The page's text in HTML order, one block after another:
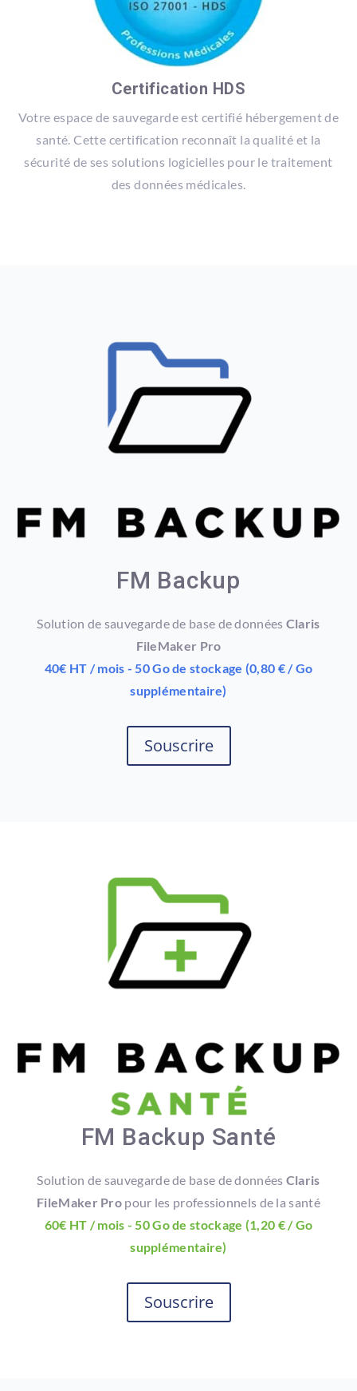
Certification HDS
Votre espace de sauvegarde est certifié hébergement de
santé. Cette certification reconnaît la qualité et la
sécurité de ses solutions logicielles pour le traitement
des données médicales.
FM Backup
Solution de sauvegarde de base de données Claris
FileMaker Pro
40€ HT / mois - 50 Go de stockage (0,80 € / Go
supplémentaire)
Souscrire
FM Backup Santé
Solution de sauvegarde de base de données Claris
FileMaker Pro pour les professionnels de la santé
60€ HT / mois - 50 Go de stockage (1,20 € / Go
supplémentaire)
Souscrire